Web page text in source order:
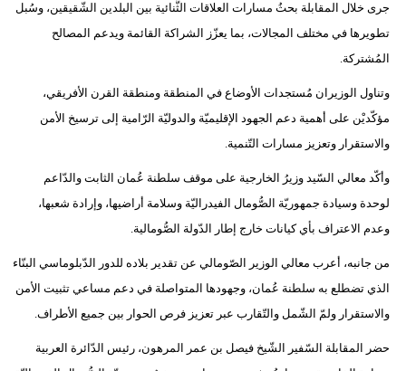
مدوَّنات
فيديو
جرى خلال المقابلة بحثُ مسارات العلاقات الثُّنائية بين البلدين الشّقيقين، وسُبل
تطويرها في مختلف المجالات، بما يعزّز الشراكة القائمة ويدعم المصالح
المُشتركة.
وتناول الوزيران مُستجدات الأوضاع في المنطقة ومنطقة القرن الأفريقي،
مؤكّديْن على أهمية دعم الجهود الإقليميّة والدوليّة الرّامية إلى ترسيخ الأمن
والاستقرار وتعزيز مسارات التّنمية.
وأكّد معالي السّيد وزيرُ الخارجية على موقف سلطنة عُمان الثابت والدّاعم
لوحدة وسيادة جمهوريّة الصُّومال الفيدراليّة وسلامة أراضيها، وإرادة شعبها،
وعدم الاعتراف بأي كيانات خارج إطار الدّولة الصُّومالية.
من جانبه، أعرب معالي الوزير الصّومالي عن تقدير بلاده للدور الدّبلوماسي البنّاء
الذي تضطلع به سلطنة عُمان، وجهودها المتواصلة في دعم مساعي تثبيت الأمن
والاستقرار ولمّ الشّمل والتّقارب عبر تعزيز فرص الحوار بين جميع الأطراف.
حضر المقابلة السّفير الشّيخ فيصل بن عمر المرهون، رئيس الدّائرة العربية